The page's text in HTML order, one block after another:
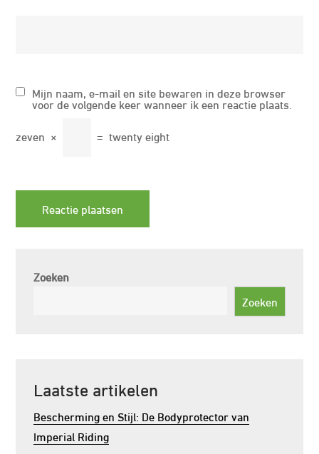
Mijn naam, e-mail en site bewaren in deze browser
voor de volgende keer wanneer ik een reactie plaats.
zeven × = twenty eight
Zoeken
Zoeken
Laatste artikelen
Bescherming en Stijl: De Bodyprotector van
Imperial Riding